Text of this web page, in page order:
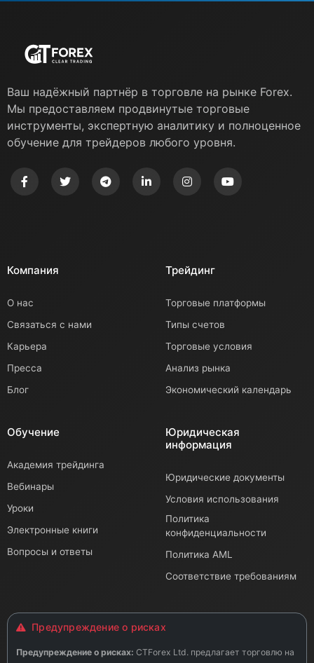
Ваш надёжный партнёр в торговле на рынке Forex.
Мы предоставляем продвинутые торговые
инструменты, экспертную аналитику и полноценное
обучение для трейдеров любого уровня.
Компания
О нас
Связаться с нами
Карьера
Пресса
Блог
Трейдинг
Торговые платформы
Типы счетов
Торговые условия
Анализ рынка
Экономический календарь
Обучение
Академия трейдинга
Вебинары
Уроки
Электронные книги
Вопросы и ответы
Юридическая
информация
Юридические документы
Условия использования
Политика
конфиденциальности
Политика AML
Соответствие требованиям
Предупреждение о рисках
Предупреждение о рисках: CTForex Ltd. предлагает торговлю на